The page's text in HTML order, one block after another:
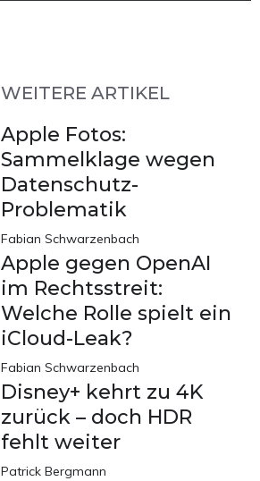
WEITERE ARTIKEL
Apple Fotos:
Sammelklage wegen
Datenschutz-
Problematik
Fabian Schwarzenbach
Apple gegen OpenAI
im Rechtsstreit:
Welche Rolle spielt ein
iCloud-Leak?
Fabian Schwarzenbach
Disney+ kehrt zu 4K
zurück – doch HDR
fehlt weiter
Patrick Bergmann